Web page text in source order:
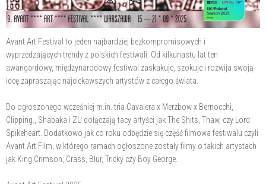
Avant Art Festival to jeden najbardziej bezkompromisowych i
wyprzedzających trendy z polskich festiwali. Od kilkunastu lat ten
awangardowy, międzynarodowy festiwal zaskakuje, szokuje i rozwija swoją
ideę zapraszając najciekawszych artystów z całego świata.
Do ogłoszonego wcześniej m.in. tria Cavalera x Merzbow x Bernocchi,
Clipping., Shabaka i ZU dołączają tacy artyści jak The Shits, Thaw, czy Lord
Spikeheart. Dodatkowo jak co roku odbędzie się część filmowa festiwalu czyli
Avant Art Film, w którego ramach ogłoszone zostały filmy o takich artystach
jak King Crimson, Crass, Blur, Tricky czy Boy George.